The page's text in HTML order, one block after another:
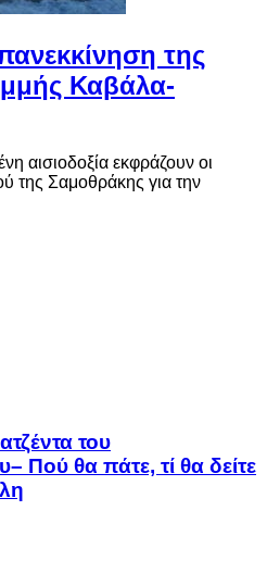
της
Καβάλα-
αισιοδοξία εκφράζουν οι
της Σαμοθράκης για την
του
Πού θα πάτε, τί θα δείτε